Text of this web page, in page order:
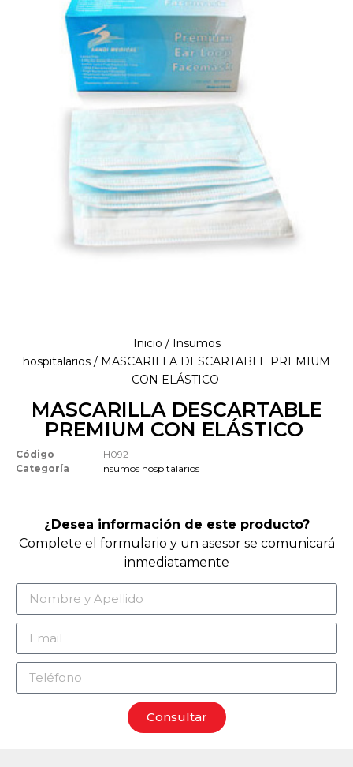
Inicio / Insumos
hospitalarios / MASCARILLA DESCARTABLE PREMIUM
CON ELÁSTICO
MASCARILLA DESCARTABLE
PREMIUM CON ELÁSTICO
Código
IH092
Categoría
Insumos hospitalarios
¿Desea información de este producto?
Complete el formulario y un asesor se comunicará
inmediatamente
Consultar